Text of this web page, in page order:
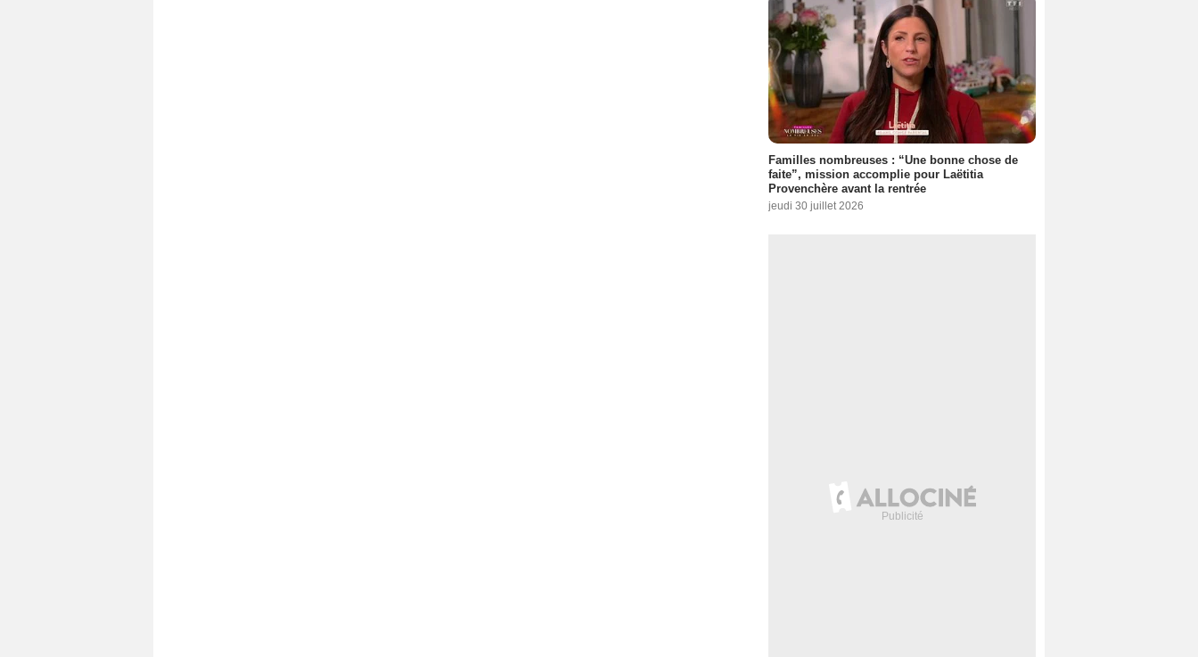
Familles nombreuses : “Une bonne chose de
faite”, mission accomplie pour Laëtitia
Provenchère avant la rentrée
jeudi 30 juillet 2026